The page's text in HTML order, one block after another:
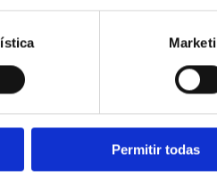
Permitir todas